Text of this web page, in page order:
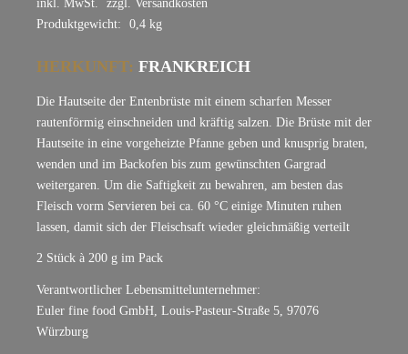
inkl. MwSt.
zzgl. Versandkosten
Produktgewicht:
0,4 kg
HERKUNFT: FRANKREICH
Die Hautseite der Entenbrüste mit einem scharfen Messer
rautenförmig einschneiden und kräftig salzen. Die Brüste mit der
Hautseite in eine vorgeheizte Pfanne geben und knusprig braten,
wenden und im Backofen bis zum gewünschten Gargrad
weitergaren. Um die Saftigkeit zu bewahren, am besten das
Fleisch vorm Servieren bei ca. 60 °C einige Minuten ruhen
lassen, damit sich der Fleischsaft wieder gleichmäßig verteilt
2 Stück à 200 g im Pack
Verantwortlicher Lebensmittelunternehmer:
Euler fine food GmbH, Louis-Pasteur-Straße 5, 97076
Würzburg